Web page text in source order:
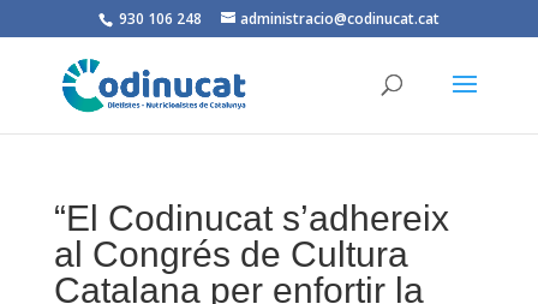
930 106 248 administracio@codinucat.cat
“El Codinucat s’adhereix
al Congrés de Cultura
Catalana per enfortir la